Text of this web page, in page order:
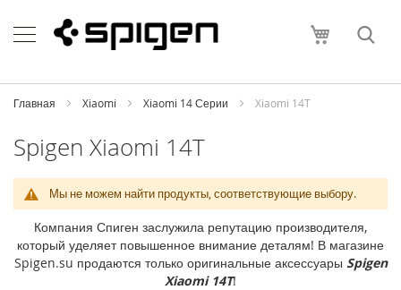
to
Content
Моя
h
o
i
P
h
e
1
Главная Xiaomi Xiaomi 14 Серии Xiaomi 14T
Spigen Xiaomi 14T
Мы не можем найти продукты, соответствующие выбору.
Компания Спиген заслужила репутацию производителя,
который уделяет повышенное внимание деталям! В магазине
Spigen.su продаются только оригинальные аксессуары Spigen
Xiaomi 14T!